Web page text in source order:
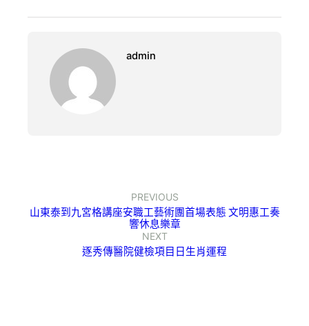
admin
PREVIOUS
山東泰到九宮格講座安職工藝術團首場表態 文明惠工奏
響休息樂章
NEXT
逐秀傳醫院健檢項目日生肖運程